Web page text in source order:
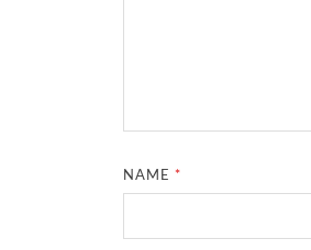
NAME*